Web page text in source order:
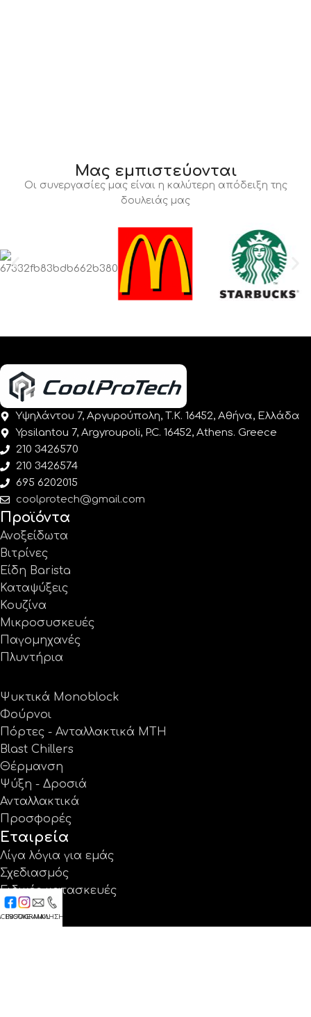
Μας εμπιστεύονται
Οι συνεργασίες μας είναι η καλύτερη απόδειξη της
δουλειάς μας
Υψηλάντου 7, Αργυρούπολη, Τ.Κ. 16452, Αθήνα, Ελλάδα
Ypsilantou 7, Argyroupoli, P.C. 16452, Athens. Greece
210 3426570
210 3426574
695 6202015
coolprotech@gmail.com
Προϊόντα
Ανοξείδωτα
Βιτρίνες
Είδη Barista
Καταψύξεις
Κουζίνα
Μικροσυσκευές
Παγομηχανές
Πλυντήρια
Ψυκτικά Monoblock
Φούρνοι
Πόρτες - Ανταλλακτικά MTH
Blast Chillers
Θέρμανση
Ψύξη - Δροσιά
Ανταλλακτικά
Προσφορές
Εταιρεία
Λίγα λόγια για εμάς
Σχεδιασμός
Ειδικές κατασκευές
Έργα
INSTAGRAM
E-MAILΚΛΗΣΗ